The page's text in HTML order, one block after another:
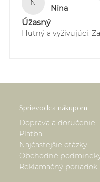
2. Kuriér GLS
60,00 EUR
3. Kuriér GLS Česká
objednávky do 60,00
N
Nina
Úžasný
Hutný a vyživujúci.
Sprievodca nákupom
Doprava a doručenie
Platba
Najčastejšie otázky
Obchodné
Reklamačný poriadok